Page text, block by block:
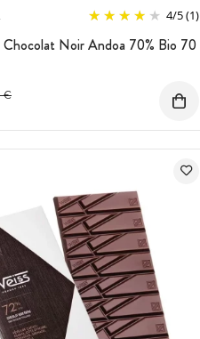
4/5(1)
Noir Andoa 70% Bio 70
réduction :
€